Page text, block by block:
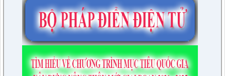
lượt xem: 4941 | lượt tải:1315